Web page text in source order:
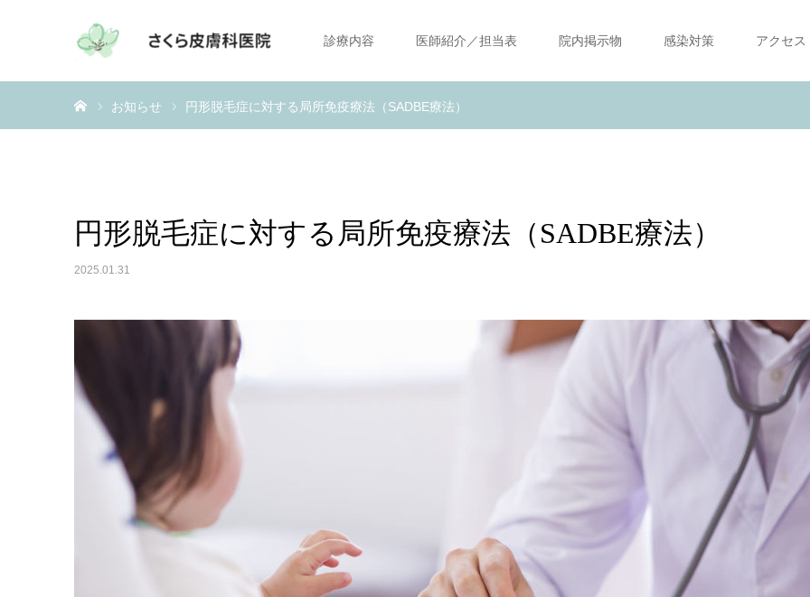
診療内容 医師紹介／担当表 院内掲示物 感染対策 アクセス
お知らせ 円形脱毛症に対する局所免疫療法（SADBE療法）
円形脱毛症に対する局所免疫療法（SADBE療法）
2025.01.31